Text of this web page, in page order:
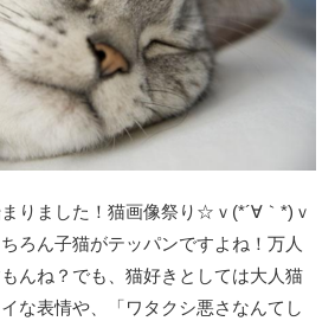
りました！猫画像祭り☆ｖ(*´∀｀*)ｖ
ろん子猫がテッパンですよね！万人
んね？でも、猫好きとしては大人猫
な表情や、「ワタクシ悪さなんてし